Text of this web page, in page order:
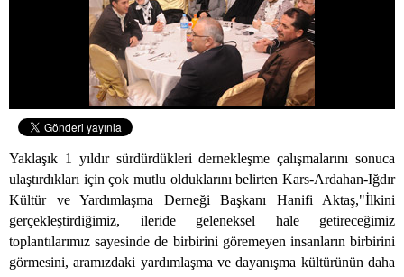
Yaklaşık 1 yıldır sürdürdükleri dernekleşme çalışmalarını sonuca
ulaştırdıkları için çok mutlu olduklarını belirten Kars-Ardahan-Iğdır
Kültür ve Yardımlaşma Derneği Başkanı Hanifi Aktaş,"İlkini
gerçekleştirdiğimiz, ileride geleneksel hale getireceğimiz
toplantılarımız sayesinde de birbirini göremeyen insanların birbirini
görmesini, aramızdaki yardımlaşma ve dayanışma kültürünün daha